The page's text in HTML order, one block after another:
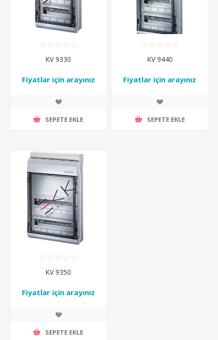
KV 9330
Fiyatlar için arayınız
SEPETE EKLE
KV 9440
Fiyatlar için arayınız
SEPETE EKLE
KV 9350
Fiyatlar için arayınız
SEPETE EKLE